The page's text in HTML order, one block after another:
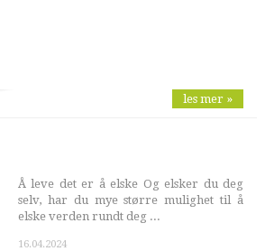
les mer »
Å leve det er å elske Og elsker du deg
selv, har du mye større mulighet til å
elske verden rundt deg ...
16.04.2024